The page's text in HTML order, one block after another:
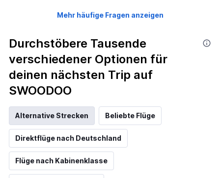
Mehr häufige Fragen anzeigen
Durchstöbere Tausende
verschiedener Optionen für
deinen nächsten Trip auf
SWOODOO
Alternative Strecken Beliebte Flüge
Direktflüge nach Deutschland
Flüge nach Kabinenklasse